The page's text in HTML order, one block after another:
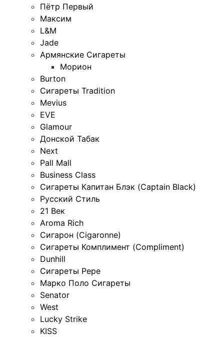
Пётр Первый
Максим
L&M
Jade
Армянские Сигареты
Морион
Burton
Сигареты Tradition
Mevius
EVE
Glamour
Донской Табак
Next
Pall Mall
Business Class
Сигареты Капитан Блэк (Captain Black)
Русский Стиль
21 Век
Aroma Rich
Сигарон (Cigaronne)
Сигареты Комплимент (Compliment)
Dunhill
Сигареты Pepe
Марко Поло Сигареты
Senator
West
Lucky Strike
KISS